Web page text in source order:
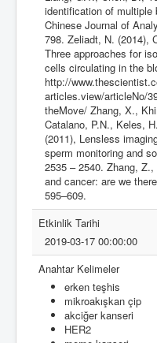
identification of multiple
Chinese Journal of
798. Zeliadt, N. (2014),
Three approaches for
cells circulating in the
http://
articles.view/articleNo/
theMove/ Zhang, X.,
Catalano, P.N., Keles,
(2011), Lensless
sperm monitoring and
2535 – 2540. Zhang,
and cancer: are we
595–609.
Etkinlik Tarihi
2019-03-17 00:00:00
Anahtar Kelimeler
erken teşhis
mikroakışkan çip
akciğer kanseri
HER2